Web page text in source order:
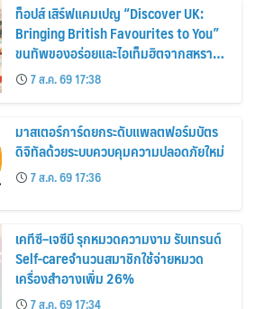
ท็อปส์ เสิร์ฟแคมเปญ “Discover UK:
Bringing British Favourites to You”
ขนทัพของอร่อยและไอเท็มฮิตจากสหราช
อาณาจักร ส่งตรงถึงมือตั้งแต่วันนี้ – 18
สิงหาคมนี้
7 ส.ค. 69 17:38
มาสเตอร์การ์ดยกระดับแพลตฟอร์มบัตร
ดิจิทัลด้วยระบบควบคุมความปลอดภัยใหม่
7 ส.ค. 69 17:36
เคทีซี–เจซีบี รุกหมวดความงาม รับเทรนด์
Self-careจำนวนสมาชิกใช้จ่ายหมวด
เครื่องสำอางเพิ่ม 26%
7 ส.ค. 69 17:34